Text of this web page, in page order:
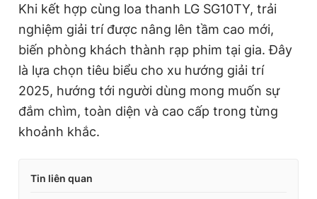
Khi kết hợp cùng loa thanh LG SG10TY, trải
nghiệm giải trí được nâng lên tầm cao mới,
biến phòng khách thành rạp phim tại gia. Đây
là lựa chọn tiêu biểu cho xu hướng giải trí
2025, hướng tới người dùng mong muốn sự
đắm chìm, toàn diện và cao cấp trong từng
khoảnh khắc.
Tin liên quan